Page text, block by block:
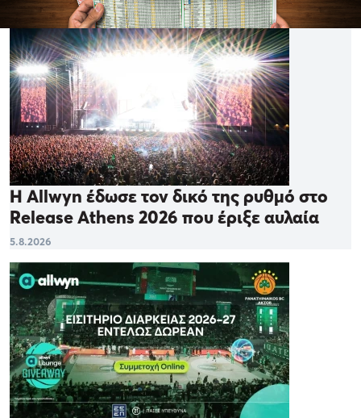
Η Allwyn έδωσε τον δικό της ρυθμό στο
Release Athens 2026 που έριξε αυλαία
5.8.2026